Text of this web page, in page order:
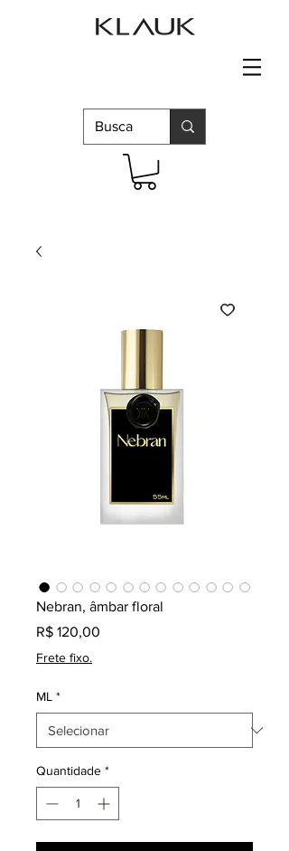
Nebran, âmbar floral
R$ 120,00
Frete fixo.
ML *
Quantidade *